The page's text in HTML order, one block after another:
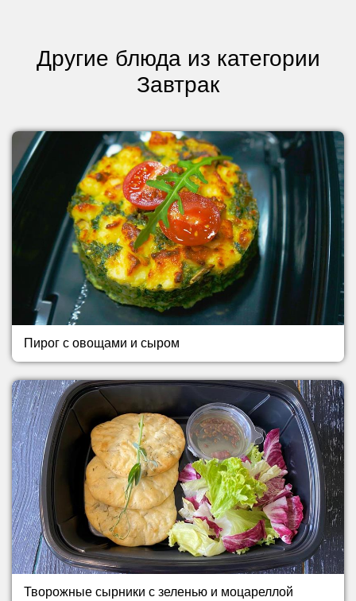
Другие блюда из категории
Завтрак
Пирог с овощами и сыром
Творожные сырники с зеленью и моцареллой